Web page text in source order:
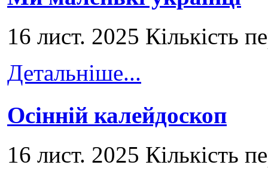
16 лист. 2025 Кількість
Детальніше...
Осінній калейдоскоп
16 лист. 2025 Кількість